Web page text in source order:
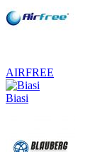
AIRFREE
Biasi